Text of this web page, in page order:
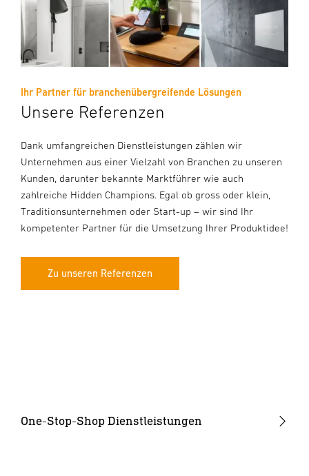
Ihr Partner für branchenübergreifende Lösungen
Unsere Referenzen
Dank umfangreichen Dienstleistungen zählen wir
Unternehmen aus einer Vielzahl von Branchen zu unseren
Kunden, darunter bekannte Marktführer wie auch
zahlreiche Hidden Champions. Egal ob gross oder klein,
Traditionsunternehmen oder Start-up – wir sind Ihr
kompetenter Partner für die Umsetzung Ihrer Produktidee!
Zu unseren Referenzen
One-Stop-Shop Dienstleistungen